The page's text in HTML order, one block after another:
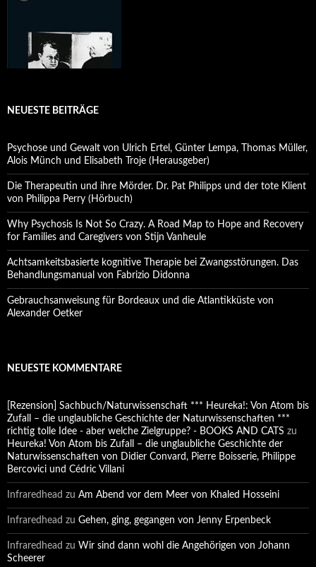
NEUESTE BEITRÄGE
Psychose und Gewalt von Ulrich Ertel, Günter Lempa, Thomas Müller,
Alois Münch und Elisabeth Troje (Herausgeber)
Die Therapeutin und ihre Mörder. Dr. Pat Philipps und der tote Klient
von Philippa Perry (Hörbuch)
Why Psychosis Is Not So Crazy. A Road Map to Hope and Recovery
for Families and Caregivers von Stijn Vanheule
Achtsamkeitsbasierte kognitive Therapie bei Zwangsstörungen. Das
Behandlungsmanual von Fabrizio Didonna
Gebrauchsanweisung für Bordeaux und die Atlantikküste von
Alexander Oetker
NEUESTE KOMMENTARE
[Rezension] Sachbuch/Naturwissenschaft *** Heureka!: Von Atom bis
Zufall – die unglaubliche Geschichte der Naturwissenschaften ***
richtig tolle Idee - aber welche Zielgruppe? - BOOKS AND CATS zu
Heureka! Von Atom bis Zufall – die unglaubliche Geschichte der
Naturwissenschaften von Didier Convard, Pierre Boisserie, Philippe
Bercovici und Cédric Villani
Infraredhead zu Am Abend vor dem Meer von Khaled Hosseini
Infraredhead zu Gehen, ging, gegangen von Jenny Erpenbeck
Infraredhead zu Wir sind dann wohl die Angehörigen von Johann
Scheerer